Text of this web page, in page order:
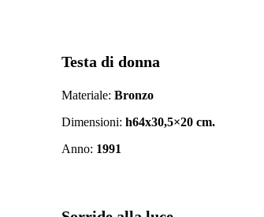
Testa di donna
Materiale: Bronzo
Dimensioni: h64x30,5×20 cm.
Anno: 1991